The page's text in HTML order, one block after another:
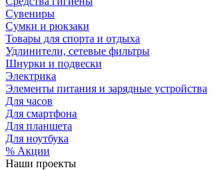
Сувениры
Сумки и рюкзаки
Товары для спорта и отдыха
Удлинители, сетевые фильтры
Шнурки и подвески
Электрика
Элементы питания и зарядные устройства
Для часов
Для смартфона
Для планшета
Для ноутбука
% Акции
Наши проекты